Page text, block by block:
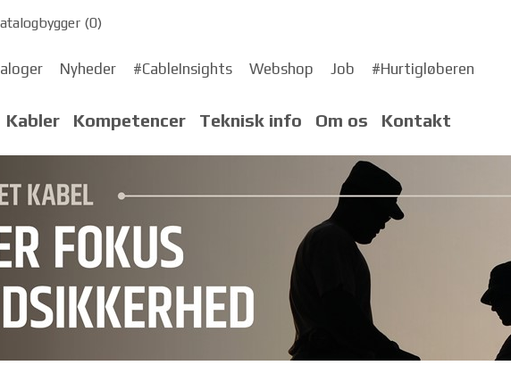
(0)
Nyheder #CableInsights Webshop Job #Hurtigløberen
Kabler Kompetencer Teknisk info Om os Kontakt